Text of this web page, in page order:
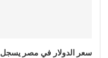
سعر الدولار في مصر يسجل